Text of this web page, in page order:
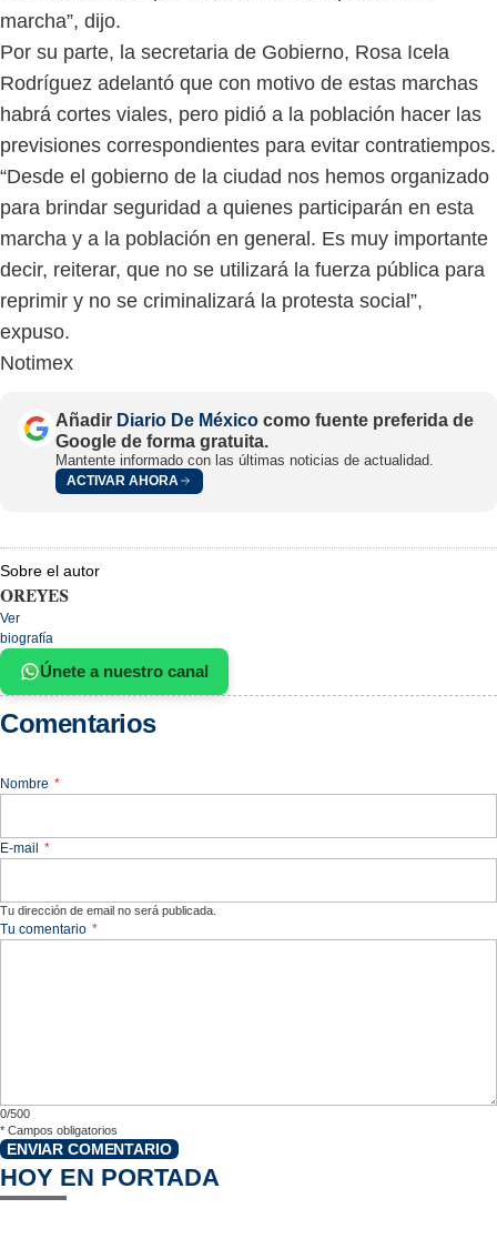
marcha”, dijo.
Por su parte, la secretaria de Gobierno, Rosa Icela
Rodríguez adelantó que con motivo de estas marchas
habrá cortes viales, pero pidió a la población hacer las
previsiones correspondientes para evitar contratiempos.
“Desde el gobierno de la ciudad nos hemos organizado
para brindar seguridad a quienes participarán en esta
marcha y a la población en general. Es muy importante
decir, reiterar, que no se utilizará la fuerza pública para
reprimir y no se criminalizará la protesta social”,
expuso.
Notimex
Añadir Diario De México como fuente preferida de
Google de forma gratuita.
Mantente informado con las últimas noticias de actualidad.
ACTIVAR AHORA
Sobre el autor
OREYES
Ver
biografía
Únete a nuestro canal
Comentarios
Nombre *
E-mail *
Tu dirección de email no será publicada.
Tu comentario *
0/500
* Campos obligatorios
ENVIAR COMENTARIO
HOY EN PORTADA